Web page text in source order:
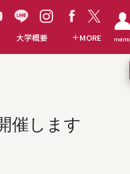
大学概要 MORE meimo
催します